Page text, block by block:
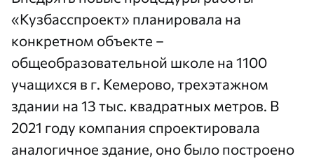
«Кузбасспроект» планировала на
конкретном объекте –
общеобразовательной школе на 1100
учащихся в г. Кемерово, трехэтажном
здании на 13 тыс. квадратных метров. В
2021 году компания спроектировала
аналогичное здание, оно было построено